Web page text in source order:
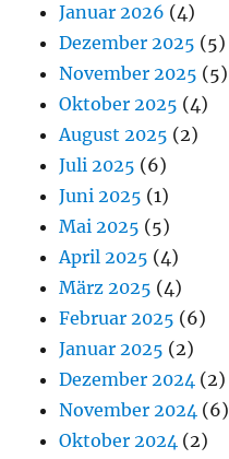
Januar 2026 (4)
Dezember 2025 (5)
November 2025 (5)
Oktober 2025 (4)
August 2025 (2)
Juli 2025 (6)
Juni 2025 (1)
Mai 2025 (5)
April 2025 (4)
März 2025 (4)
Februar 2025 (6)
Januar 2025 (2)
Dezember 2024 (2)
November 2024 (6)
Oktober 2024 (2)